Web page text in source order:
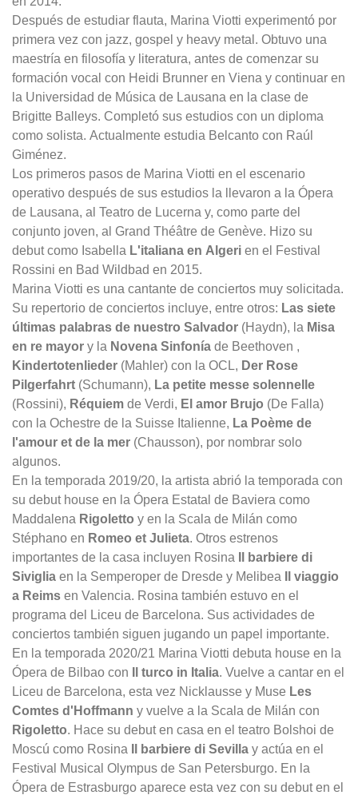
Después de estudiar flauta, Marina Viotti experimentó por
primera vez con jazz, gospel y heavy metal. Obtuvo una
maestría en filosofía y literatura, antes de comenzar su
formación vocal con Heidi Brunner en Viena y continuar en
la Universidad de Música de Lausana en la clase de
Brigitte Balleys. Completó sus estudios con un diploma
como solista. Actualmente estudia Belcanto con Raúl
Giménez.
Los primeros pasos de Marina Viotti en el escenario
operativo después de sus estudios la llevaron a la Ópera
de Lausana, al Teatro de Lucerna y, como parte del
conjunto joven, al Grand Théâtre de Genève. Hizo su
debut como Isabella L'italiana en Algeri en el Festival
Rossini en Bad Wildbad en 2015.
Marina Viotti es una cantante de conciertos muy solicitada.
Su repertorio de conciertos incluye, entre otros: Las siete
últimas palabras de nuestro Salvador (Haydn), la Misa
en re mayor y la Novena Sinfonía de Beethoven ,
Kindertotenlieder (Mahler) con la OCL, Der Rose
Pilgerfahrt (Schumann), La petite messe solennelle
(Rossini), Réquiem de Verdi, El amor Brujo (De Falla)
con la Ochestre de la Suisse Italienne, La Poème de
l'amour et de la mer (Chausson), por nombrar solo
algunos.
En la temporada 2019/20, la artista abrió la temporada con
su debut house en la Ópera Estatal de Baviera como
Maddalena Rigoletto y en la Scala de Milán como
Stéphano en Romeo et Julieta. Otros estrenos
importantes de la casa incluyen Rosina
Il barbiere di
Siviglia en la Semperoper de Dresde y Melibea
Il viaggio
a Reims en Valencia. Rosina también estuvo en el
programa del Liceu de Barcelona. Sus actividades de
conciertos también siguen jugando un papel importante.
En la temporada 2020/21 Marina Viotti debuta house en la
Ópera de Bilbao con
Il turco in Italia. Vuelve a cantar en el
Liceu de Barcelona, ​​esta vez Nicklausse y Muse Les
Comtes d'Hoffmann y vuelve a la Scala de Milán con
Rigoletto. Hace su debut en casa en el teatro Bolshoi de
Moscú como Rosina
Il barbiere di Sevilla y actúa en el
Festival Musical Olympus de San Petersburgo. En la
Ópera de Estrasburgo aparece esta vez con su debut en el